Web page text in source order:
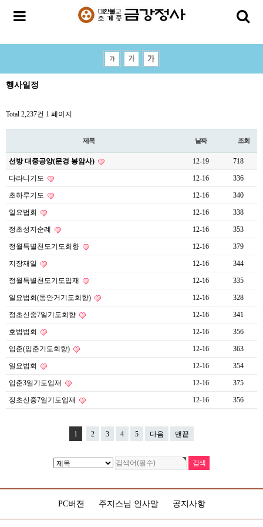
행사일정
Total 2,237건 1 페이지
제목 날짜 조회
선방 대중공양(문경 봉암사) 12-19 718
다라니기도 12-16 336
초하루기도 12-16 340
일요법회 12-16 338
정초성지순례 12-16 353
정월특별천도기도회향 12-16 379
지장재일 12-16 344
정월특별천도기도입재 12-16 335
일요법회(동안거기도회향) 12-16 328
정초신중7일기도회향 12-16 341
호법법회 12-16 356
입춘(입춘기도회향) 12-16 363
일요법회 12-16 354
입춘3일기도입재 12-16 375
정초신중7일기도입재 12-16 356
1 2 3 4 5 다음 맨끝
PC버젼 주지스님 인사말 공지사항